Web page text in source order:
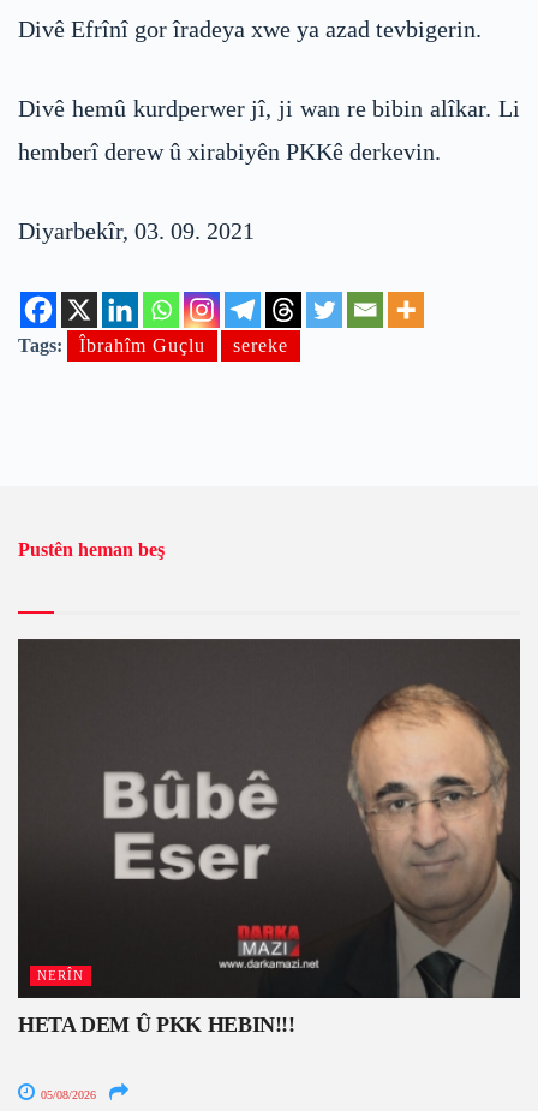
Divê Efrînî gor îradeya xwe ya azad tevbigerin.
Divê hemû kurdperwer jî, ji wan re bibin alîkar. Li
hemberî derew û xirabiyên PKKê derkevin.
Diyarbekîr, 03. 09. 2021
Tags: Îbrahîm Guçlu sereke
Pustên heman beş
NERÎN
HETA DEM Û PKK HEBIN!!!
05/08/2026